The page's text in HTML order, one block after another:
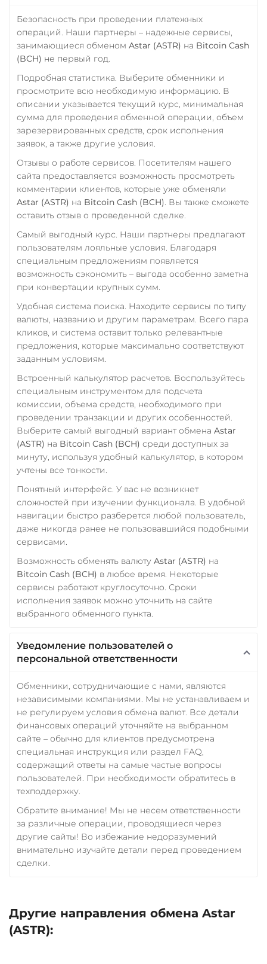
Solana (SOL)
StableUSD (USDS)
Stellar (XLM)
Sui
Sushi
Terra (LUNA)
Terra Classic (LUNC)
Tether (USDT)
Omni ERC20
POL
CRONOS
ARB
AVAXC
OP
TON NEAR
Tether Gold (XAUt)
Tezos (XTZ)
THETA
Tornado Cash (TORN)
Tron (TRX)
TrueUSD (TUSD)
ERC20 TRC20 BEP
TRUMP
Trust Wallet Token (TWT)
BEP20
Uniswap (UNI)
ERC20
USD Coin (USDC)
ERC20 BEP20
TRC20
AVAX
SOL
CRONOS
ARB
OP
BASE
RONIN
NEAR
XLM
Utopia USD (UUSD)
Verge (XVG)
Wrapped Bitcoin (WBTC)
ERC20 AVAXC
Wrapped Ethereum (WETH)
CRO
RONIN
Yearn.finance (YFI)
Русский Стандарт RUB
Сбербанк
СБП RUB
Совкомбанк RUB
Счет ИП/ООО
Тинькофф
RUB QR RUB
УкрСиббанк UAH
Фридом Банк KZT
Центр Кредит KZT
Элкарт KGS
Безопасность при проведении платежных
операций. Наши партнеры – надежные сервисы,
занимающиеся обменом Astar (ASTR) на Bitcoin Cash
(BCH) не первый год.
Подробная статистика. Выберите обменники и
просмотрите всю необходимую информацию. В
описании указывается текущий курс, минимальная
сумма для проведения обменной операции, объем
зарезервированных средств, срок исполнения
заявок, а также другие условия.
Отзывы о работе сервисов. Посетителям нашего
сайта предоставляется возможность просмотреть
комментарии клиентов, которые уже обменяли
Astar (ASTR) на Bitcoin Cash (BCH). Вы также сможете
оставить отзыв о проведенной сделке.
Самый выгодный курс. Наши партнеры предлагают
пользователям лояльные условия. Благодаря
специальным предложениям появляется
возможность сэкономить – выгода особенно заметна
при конвертации крупных сумм.
Удобная система поиска. Находите сервисы по типу
валюты, названию и другим параметрам. Всего пара
кликов, и система оставит только релевантные
предложения, которые максимально соответствуют
заданным условиям.
Встроенный калькулятор расчетов. Воспользуйтесь
специальным инструментом для подсчета
комиссии, объема средств, необходимого при
проведении транзакции и других особенностей.
Выберите самый выгодный вариант обмена Astar
(ASTR) на Bitcoin Cash (BCH) среди доступных за
минуту, используя удобный калькулятор, в котором
учтены все тонкости.
Понятный интерфейс. У вас не возникнет
сложностей при изучении функционала. В удобной
навигации быстро разберется любой пользователь,
даже никогда ранее не пользовавшийся подобными
сервисами.
Возможность обменять валюту Astar (ASTR) на
Bitcoin Cash (BCH) в любое время. Некоторые
сервисы работают круглосуточно. Сроки
исполнения заявок можно уточнить на сайте
выбранного обменного пункта.
Уведомление пользователей о
персональной ответственности
Обменники, сотрудничающие с нами, являются
независимыми компаниями. Мы не устанавливаем и
не регулируем условия обмена валют. Все детали
финансовых операций уточняйте на выбранном
сайте – обычно для клиентов предусмотрена
специальная инструкция или раздел FAQ,
содержащий ответы на самые частые вопросы
пользователей. При необходимости обратитесь в
техподдержку.
Обратите внимание! Мы не несем ответственности
за различные операции, проводящиеся через
другие сайты! Во избежание недоразумений
внимательно изучайте детали перед проведением
сделки.
Другие направления обмена Astar
(ASTR):